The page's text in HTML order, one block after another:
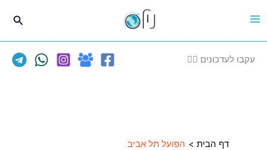
לתוכן
עקבו לעדכונים 👈🏽
דף הבית הפועל תל אביב